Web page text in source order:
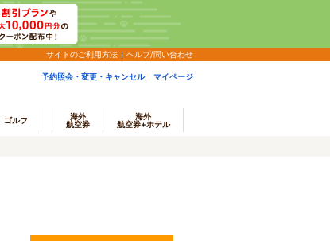
サイトのご利用方法 ヘルプ/問い合わせ
予約照会・変更・キャンセル マイページ
ゴルフ
海外
航空券
海外
航空券+ホテル